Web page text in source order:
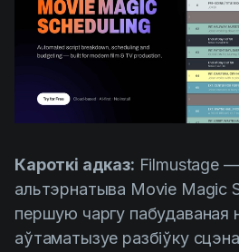
Gaming
IP Development
Marketing
Post-production
Pre-production
Кароткі адказ: Filmustage
альтэрнатыва Movie Magic
першую чаргу пабудаваная
аўтаматызуе разбіўку